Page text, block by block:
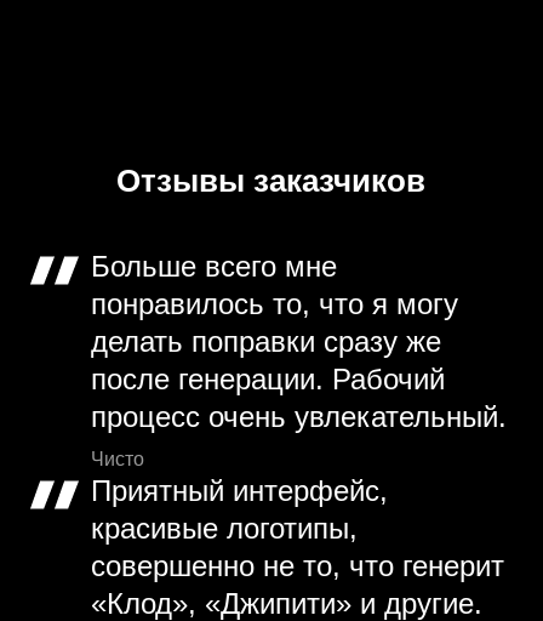
Отзывы заказчиков
Больше всего мне
понравилось то, что я могу
делать поправки сразу же
после генерации. Рабочий
процесс очень увлекательный.
Чисто
Приятный интерфейс,
красивые логотипы,
совершенно не то, что генерит
«Клод», «Джипити» и другие.